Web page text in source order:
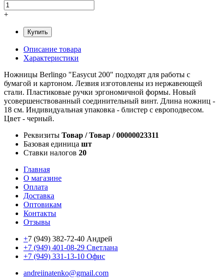
+
Купить
Описание товара
Характеристики
Ножницы Berlingo "Easycut 200" подходят для работы с
бумагой и картоном. Лезвия изготовлены из нержавеющей
стали. Пластиковые ручки эргономичной формы. Новый
усовершенствованный соединительный винт. Длина ножниц -
18 см. Индивидуальная упаковка - блистер с европодвесом.
Цвет - черный.
Реквизиты Товар / Товар / 00000023311
Базовая единица шт
Ставки налогов 20
Главная
О магазине
Оплата
Доставка
Оптовикам
Контакты
Отзывы
+7 (949) 382-72-40 Андрей
+7 (949) 401-08-29 Светлана
+7 (949) 331-13-10 Офис
andreiinatenko@gmail.com